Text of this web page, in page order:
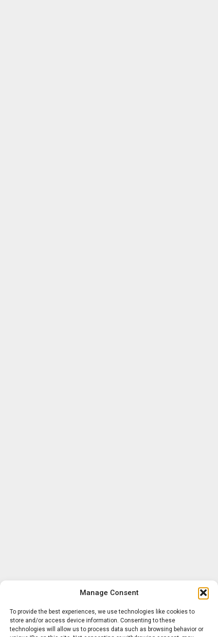
Manage Consent
To provide the best experiences, we use technologies like cookies to
store and/or access device information. Consenting to these
technologies will allow us to process data such as browsing behavior or